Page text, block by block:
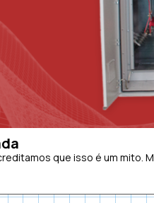
que isso é um mito.